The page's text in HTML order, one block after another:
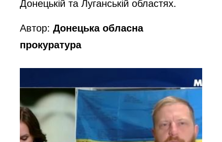
Донецькій та Луганській областях.
Автор:Донецька обласна
прокуратура